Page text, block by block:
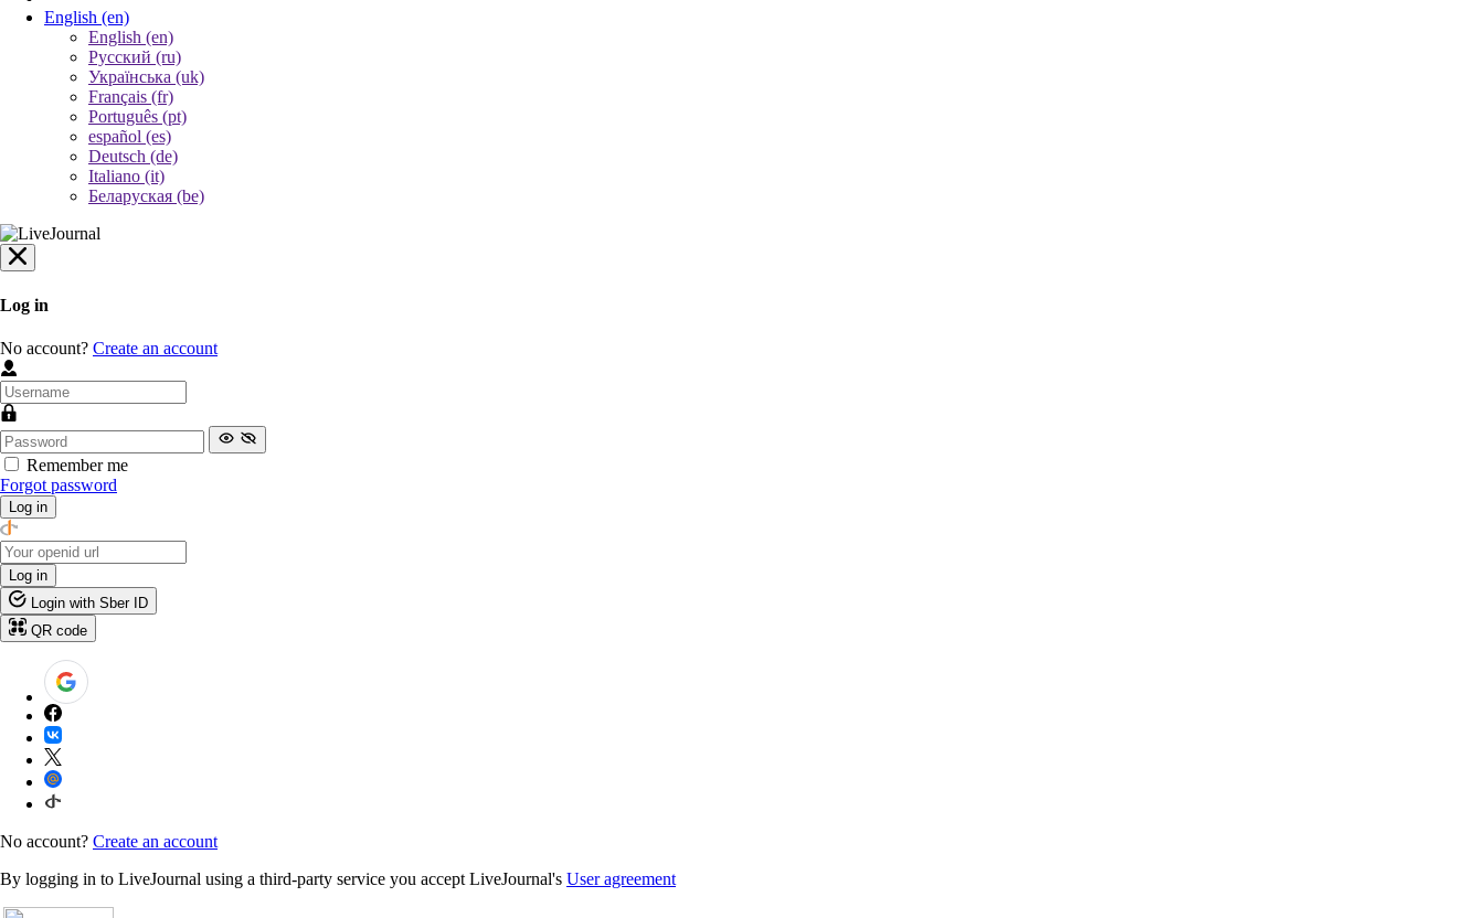
English (en)
English (en)
Русский (ru)
Українська (uk)
Français (fr)
Português (pt)
español (es)
Deutsch (de)
Italiano (it)
Беларуская (be)
Log in
No account? Create an account
Remember me
Forgot password
Log in
Log in
Login with Sber ID
QR code
No account? Create an account
By logging in to LiveJournal using a third-party service you accept LiveJournal's User agreement